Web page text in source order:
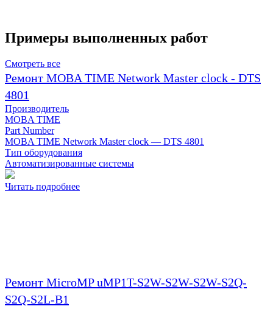
Примеры выполненных работ
Смотреть все
Ремонт MOBA TIME Network Master clock - DTS
4801
Производитель
MOBA TIME
Part Number
MOBA TIME Network Master clock — DTS 4801
Тип оборудования
Автоматизированные системы
Читать подробнее
Ремонт MicroMP uMP1T-S2W-S2W-S2W-S2Q-
S2Q-S2L-B1